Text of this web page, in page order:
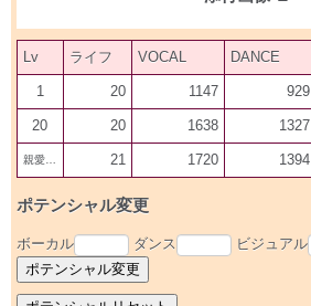
Lv ライフ VOCAL DANCE
1 20 1147 929
20 20 1638 1327
21 1720 1394
ポテンシャル変更
ボーカル ダンス ビジュアル